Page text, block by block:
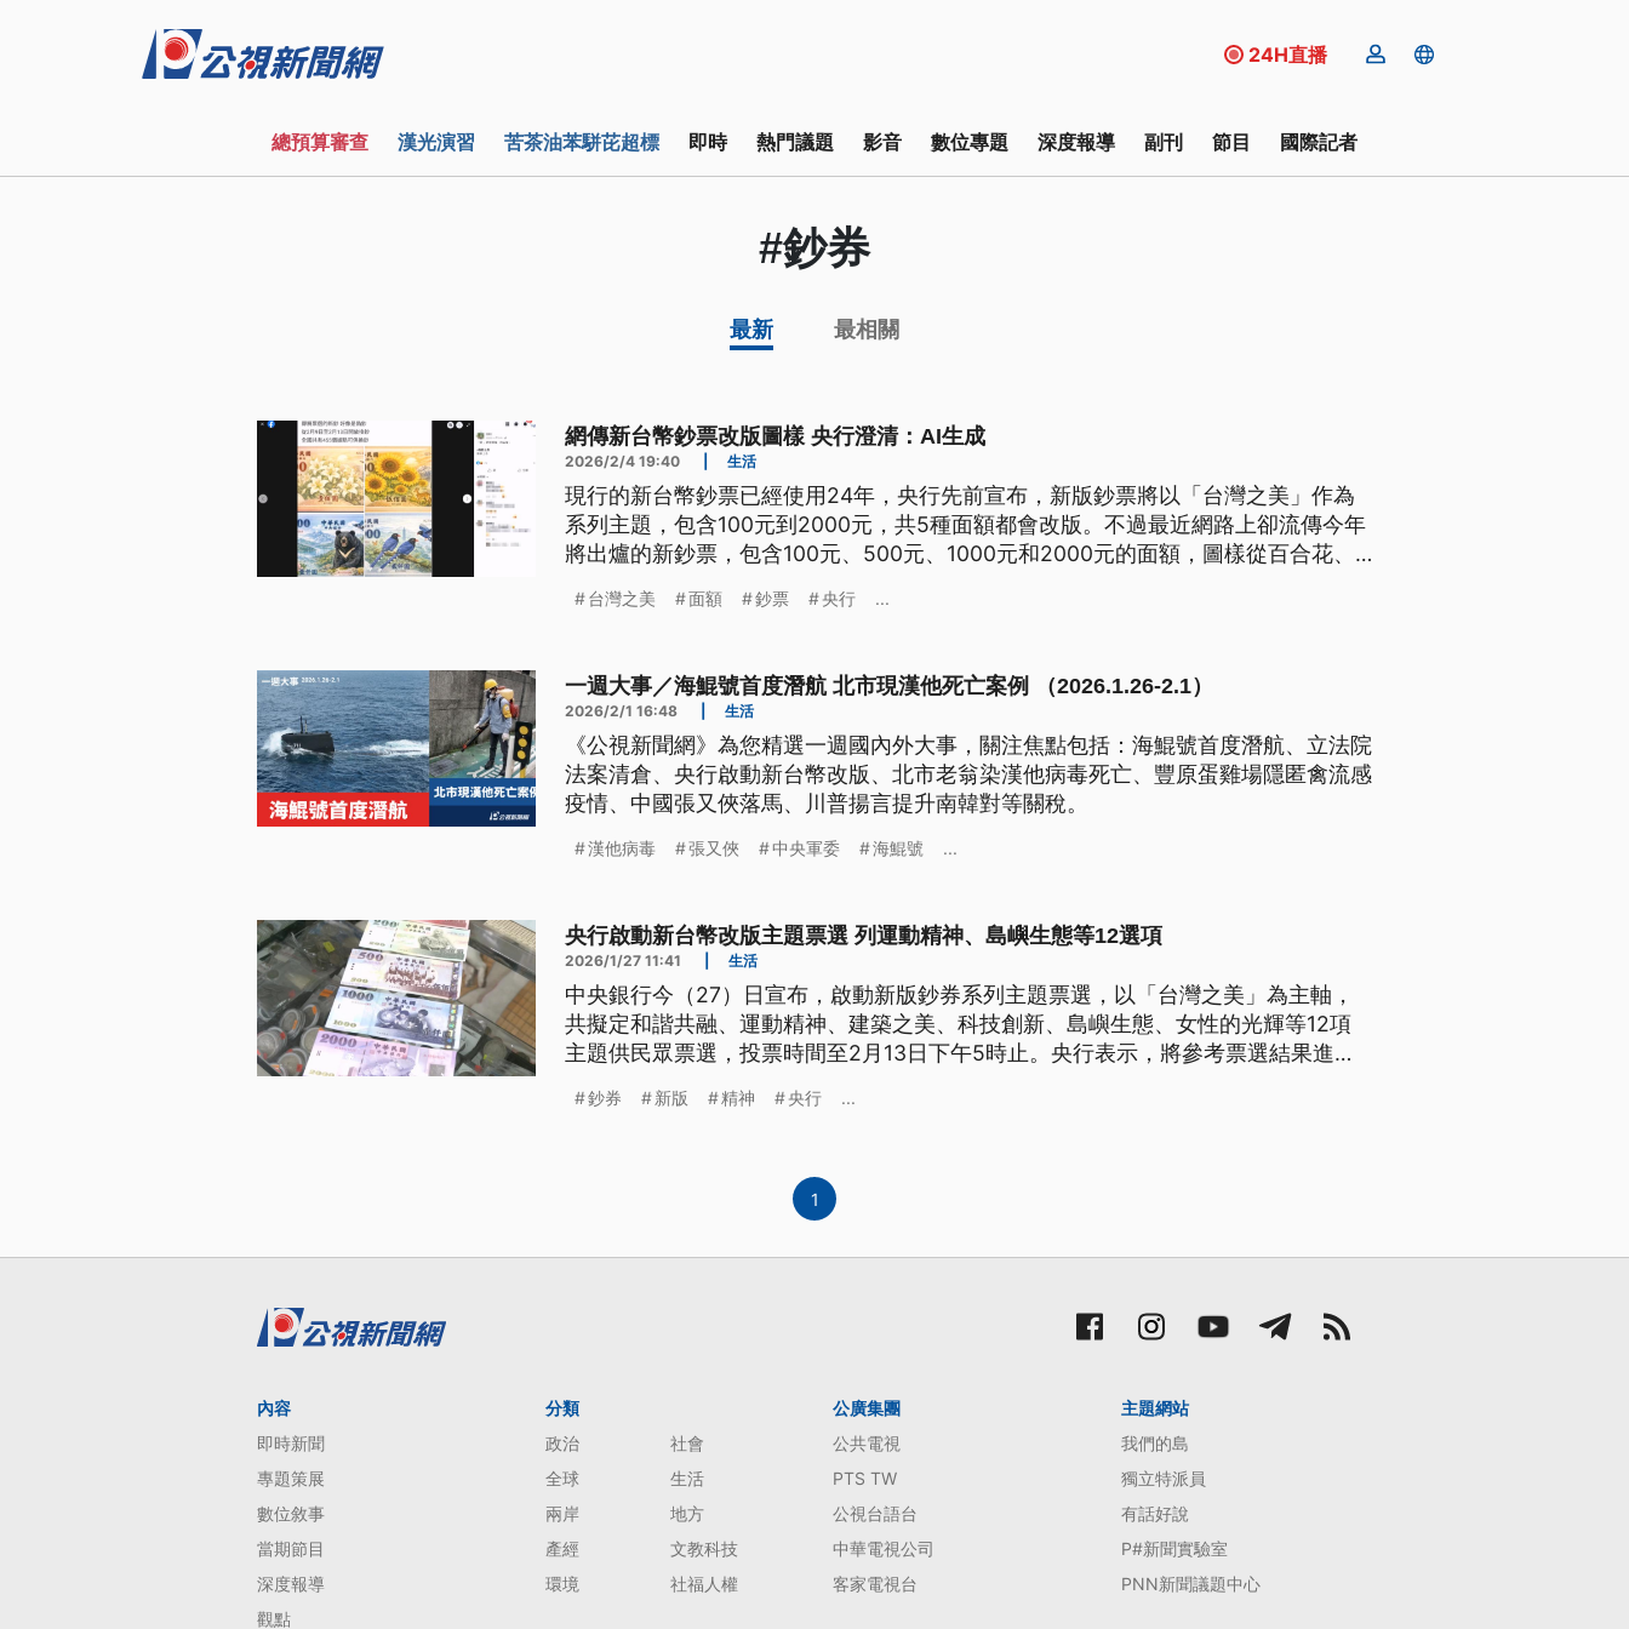
24H直播
總預算審查 漢光演習 苦茶油苯駢芘超標 即時 熱門議題 影音 數位專題 深度報導 副刊 節目 國際記者
#鈔券
最新 最相關
網傳新台幣鈔票改版圖樣 央行澄清：AI生成
2026/2/4 19:40 生活
現行的新台幣鈔票已經使用24年，央行先前宣布，新版鈔票將以「台灣之美」作為
系列主題，包含100元到2000元，共5種面額都會改版。不過最近網路上卻流傳今年
將出爐的新鈔票，包含100元、500元、1000元和2000元的面額，圖樣從百合花、
票圖樣，都不是央行發布，特此澄清。
台灣之美 面額 鈔票 央行 ...
一週大事／海鯤號首度潛航 北市現漢他死亡案例 （2026.1.26-2.1）
2026/2/1 16:48 生活
《公視新聞網》為您精選一週國內外大事，關注焦點包括：海鯤號首度潛航、立法院
法案清倉、央行啟動新台幣改版、北市老翁染漢他病毒死亡、豐原蛋雞場隱匿禽流感
疫情、中國張又俠落馬、川普揚言提升南韓對等關稅。
漢他病毒 張又俠 中央軍委 海鯤號 ...
央行啟動新台幣改版主題票選 列運動精神、島嶼生態等12選項
2026/1/27 11:41 生活
中央銀行今（27）日宣布，啟動新版鈔券系列主題票選，以「台灣之美」為主軸，
共擬定和諧共融、運動精神、建築之美、科技創新、島嶼生態、女性的光輝等12項
主題供民眾票選，投票時間至2月13日下午5時止。央行表示，將參考票選結果進行
鈔券 新版 精神 央行 ...
1
內容
即時新聞
專題策展
數位敘事
當期節目
深度報導
觀點
分類
政治
社會
全球
生活
兩岸
地方
產經
文教科技
環境
社福人權
公廣集團
公共電視
PTS TW
公視台語台
中華電視公司
客家電視台
主題網站
我們的島
獨立特派員
有話好說
P#新聞實驗室
PNN新聞議題中心